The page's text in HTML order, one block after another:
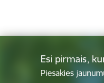
Esi pirmais,
Piesakies